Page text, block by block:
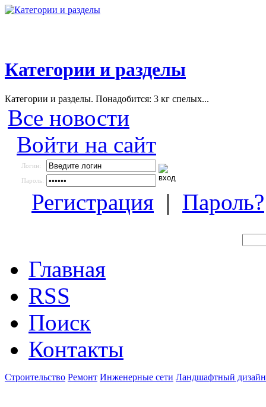
Категории и разделы
Категории и разделы. Понадобится: 3 кг спелых...
Все новости
Войти на сайт
Логин:
Пароль:
Регистрация | Пароль?
Главная
RSS
Поиск
Контакты
Строительство Ремонт Инженерные сети Ландшафтный дизайн